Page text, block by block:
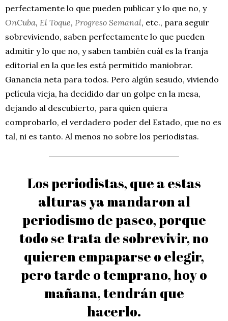
perfectamente lo que pueden publicar y lo que no, y
OnCuba, El Toque, Progreso Semanal, etc., para seguir
sobreviviendo, saben perfectamente lo que pueden
admitir y lo que no, y saben también cuál es la franja
editorial en la que les está permitido maniobrar.
Ganancia neta para todos. Pero algún sesudo, viviendo
película vieja, ha decidido dar un golpe en la mesa,
dejando al descubierto, para quien quiera
comprobarlo, el verdadero poder del Estado, que no es
tal, ni es tanto. Al menos no sobre los periodistas.
Los periodistas, que a estas
alturas ya mandaron al
periodismo de paseo, porque
todo se trata de sobrevivir, no
quieren empaparse o elegir,
pero tarde o temprano, hoy o
mañana, tendrán que
hacerlo.